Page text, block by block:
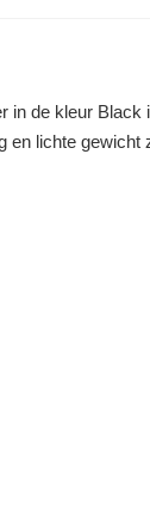
in de kleur Black
en lichte gewicht